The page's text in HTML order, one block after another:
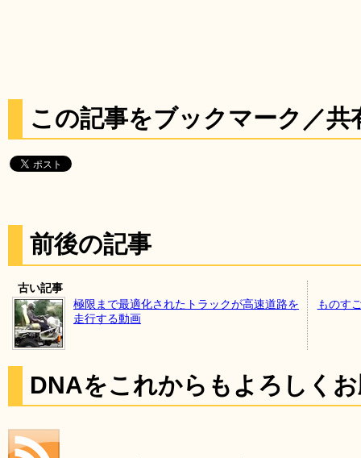
この記事をブックマーク／共
前後の記事
古い記事
極限まで最適化されたトラックが高速道路を
走行する動画
ものす
DNAをこれからもよろしく